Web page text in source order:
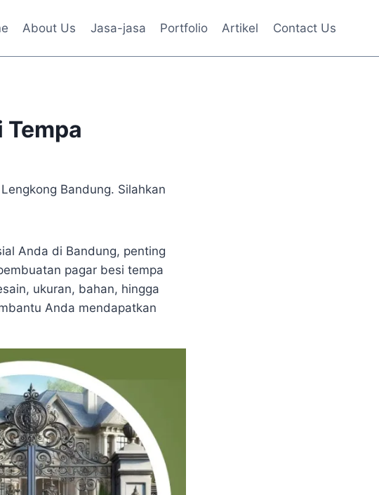
About Us Jasa-jasa Portfolio Artikel Contact Us
Tempa
Bandung. Silahkan
Anda di Bandung, penting
pagar besi tempa
ukuran, bahan, hingga
Anda mendapatkan